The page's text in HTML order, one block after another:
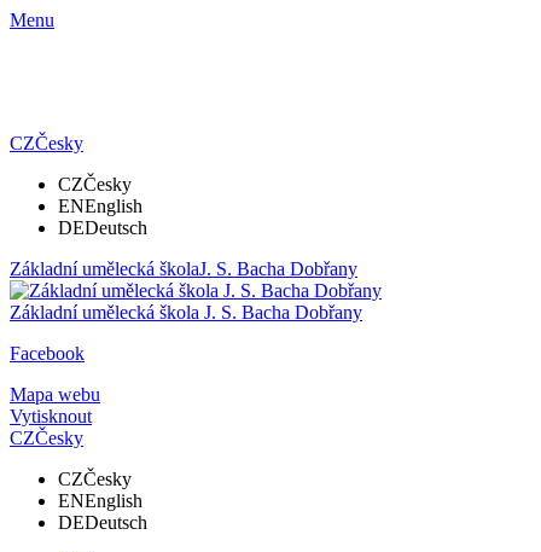
Menu
CZČesky
CZČesky
ENEnglish
DEDeutsch
Základní umělecká školaJ. S. Bacha Dobřany
Základní umělecká škola J. S. Bacha Dobřany
Facebook
Mapa webu
Vytisknout
CZČesky
CZČesky
ENEnglish
DEDeutsch